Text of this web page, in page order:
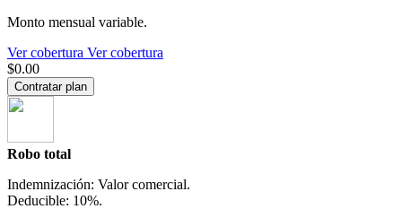
Monto mensual variable.
Ver cobertura Ver cobertura
$0.00
Contratar plan
Robo total
Indemnización: Valor comercial.
Deducible: 10%.